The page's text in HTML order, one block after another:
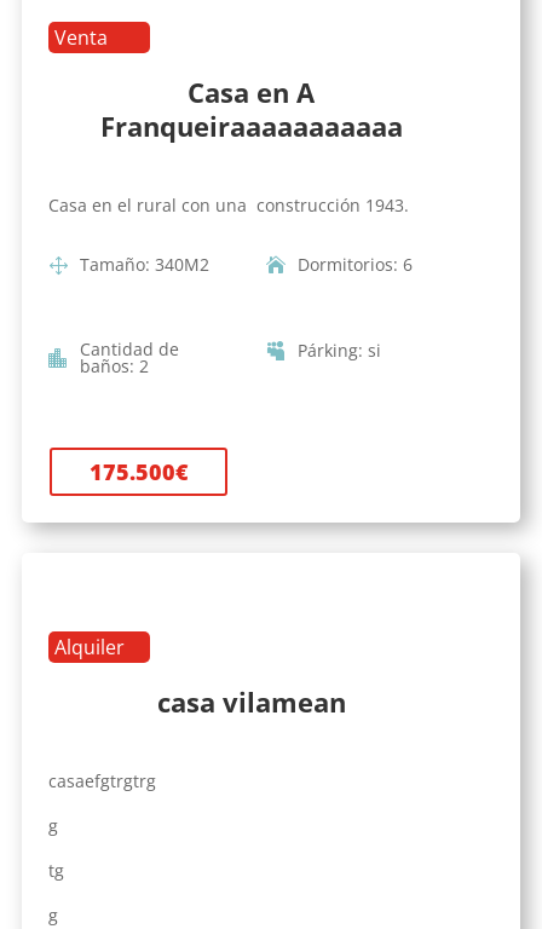
Venta
Casa en A
Franqueiraaaaaaaaaaa
Casa en el rural con una construcción 1943.
Tamaño: 340M2 Dormitorios: 6
Cantidad de
baños: 2
Párking: si
175.500€
Alquiler
casa vilamean
casaefgtrgtrg
g
tg
g